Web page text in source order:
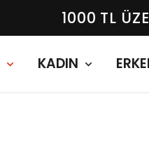
1000 TL
KADIN